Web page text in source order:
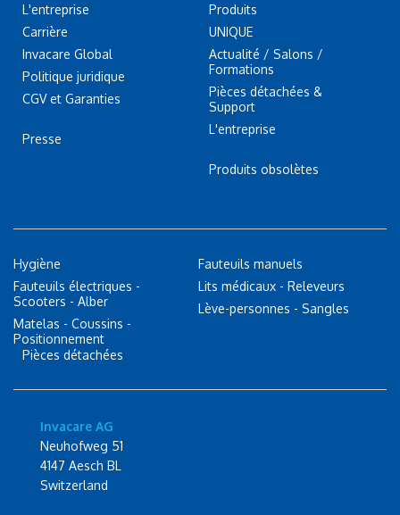
L'entreprise
Carrière
Invacare Global
Politique juridique
CGV et Garanties
Presse
Produits
UNIQUE
Actualité / Salons /
Formations
Pièces détachées &
Support
L'entreprise
Produits obsolètes
Hygiène
Fauteuils électriques -
Scooters - Alber
Matelas - Coussins -
Positionnement
Fauteuils manuels
Lits médicaux - Releveurs
Lève-personnes - Sangles
Pièces détachées
Invacare AG
Neuhofweg 51
4147 Aesch BL
Switzerland